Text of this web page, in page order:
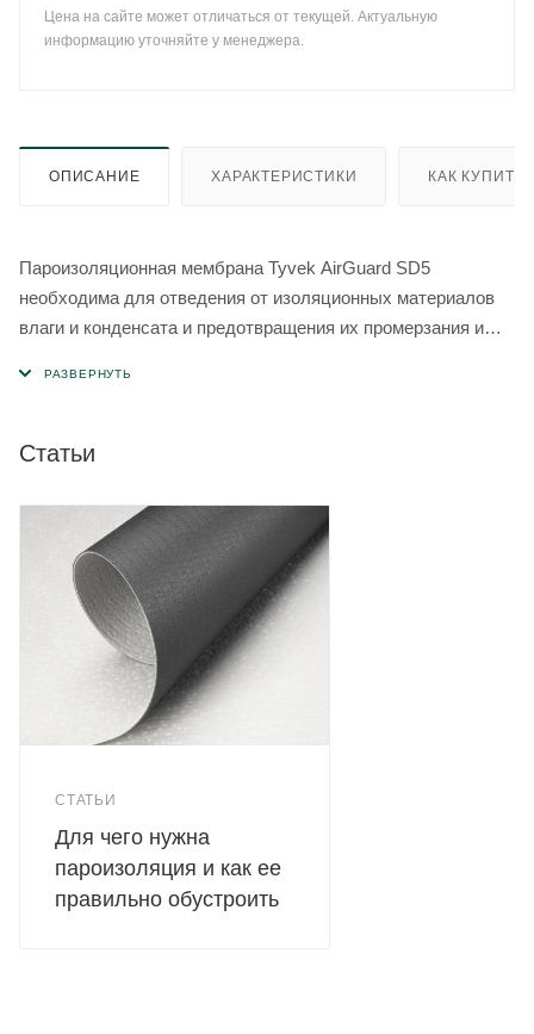
Цена на сайте может отличаться от текущей. Актуальную
информацию уточняйте у менеджера.
ОПИСАНИЕ ХАРАКТЕРИСТИКИ КАК КУПИТЬ
Пароизоляционная мембрана Tyvek AirGuard SD5
необходима для отведения от изоляционных материалов
влаги и конденсата и предотвращения их промерзания и
извне, не препятствуя испарению водяных паров из
теплоизоляции внешних стен и потолков, мансард и
чердачных помещений.
Статьи
СТАТЬИ
Для чего нужна
пароизоляция и как ее
правильно обустроить